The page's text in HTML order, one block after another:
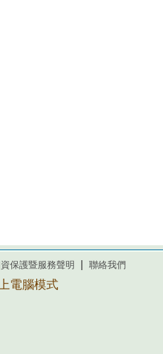
保護暨服務聲明 聯絡我們
電腦模式